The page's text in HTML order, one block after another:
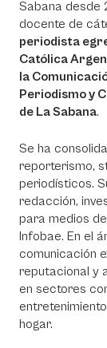
Sabana desde
docente de
periodista
Católica
la
Periodismo y
de La Sabana.
Se ha
reporterismo,
periodísticos.
redacción,
para medios
Infobae. En el
comunicación
reputacional y
en sectores
hogar.